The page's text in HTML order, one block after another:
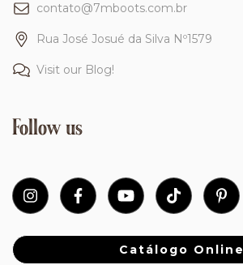
contato@7mboots.com.br
Rua José Josué da Silva Nº1579
Visit our Blog!
Follow us
Catálogo Online